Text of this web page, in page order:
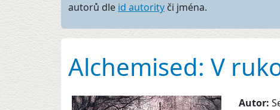
autorů dle id autority či jména.
Alchemised: V
Autor: